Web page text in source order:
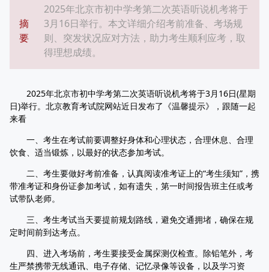
摘
要
2025年北京市初中学考第二次英语听说机考将于
3月16日举行。本文详细介绍考前准备、考场规
则、突发状况应对方法，助力考生顺利应考，取
得理想成绩。
2025年北京市初中学考第二次英语听说机考将于3月16日(星期
日)举行。北京教育考试院网站近日发布了《温馨提示》，跟随一起
来看
一、考生在考试前要调整好身体和心理状态，合理休息、合理
饮食、适当锻炼，以最好的状态参加考试。
二、考生要做好考前准备，认真阅读准考证上的“考生须知”，携
带准考证和身份证参加考试，如有遗失，第一时间报告班主任或考
试带队老师。
三、考生考试当天要提前规划路线，避免交通拥堵，确保在规
定时间前到达考点。
四、进入考场前，考生要接受金属探测仪检查。除铅笔外，考
生严禁携带无线通讯、电子存储、记忆录像等设备，以及学习资